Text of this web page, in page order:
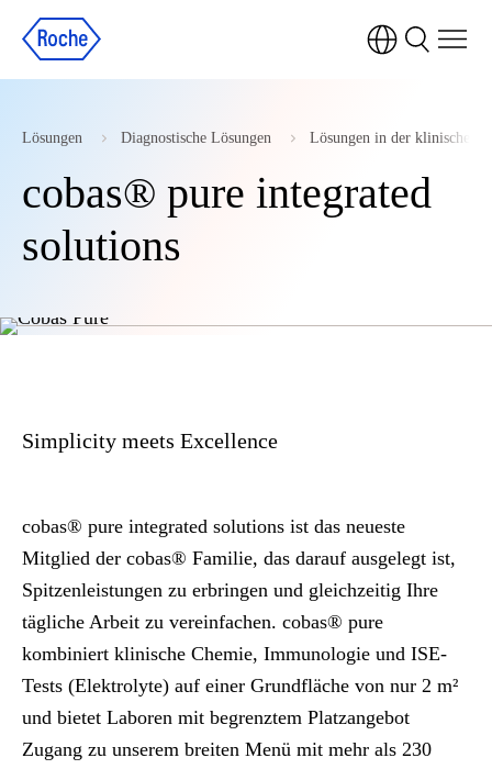
Lösungen Diagnostische Lösungen Lösungen in der klinischen
cobas® pure integrated
solutions
Simplicity meets Excellence
cobas® pure integrated solutions ist das neueste
Mitglied der cobas® Familie, das darauf ausgelegt ist,
Spitzenleistungen zu erbringen und gleichzeitig Ihre
tägliche Arbeit zu vereinfachen. cobas® pure
kombiniert klinische Chemie, Immunologie und ISE-
Tests (Elektrolyte) auf einer Grundfläche von nur 2 m²
und bietet Laboren mit begrenztem Platzangebot
Zugang zu unserem breiten Menü mit mehr als 230